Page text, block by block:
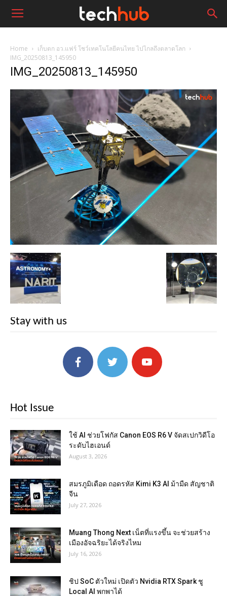
Home
เก็บตก อว.แฟร์ โชว์เทคโนโลยีคนไทย ไปไกลถึงตลาดโลก
IMG_20250813_145950
IMG_20250813_145950
Stay with us
Hot Issue
ใช้ AI ช่วยโฟกัส Canon EOS R6 V จัดสเปกวิดีโอ
ระดับไฮเอนด์
August 3, 2026
สมรภูมิเดือด ถอดรหัส Kimi K3 AI ม้ามืด สัญชาติ
จีน
July 27, 2026
Muang Thong Next เน็ตที่แรงขึ้น จะช่วยสร้าง
เมืองอัจฉริยะได้จริงไหม
July 16, 2026
ชิป SoC ตัวใหม่ เปิดตัว Nvidia RTX Spark ชู
Local AI พกพาได้